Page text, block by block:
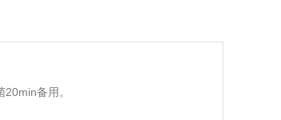
备用。